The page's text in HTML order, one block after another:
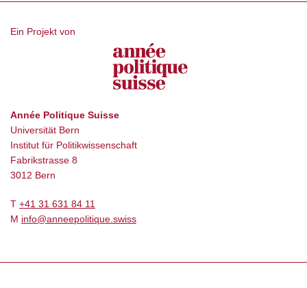
Ein Projekt von
Année Politique Suisse
Universität Bern
Institut für Politikwissenschaft
Fabrikstrasse 8
3012 Bern
T +41 31 631 84 11
M info@anneepolitique.swiss